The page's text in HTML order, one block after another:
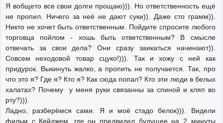
Я вобщето все свои долги прощаю))). Но ответственность ещё
не пропил. Ничего за неё не дают суки)). Даже сто грамм)).
Никто не хочет быть ответственным. Пойдите спросите любого
торговца пойлом - хошь быть ответственным? В смысле
отвечать за свои дела? Они сразу заикаться начинают)).
Совсем неходовой товар сцуко!))). Так и хожу с ней как
придурок. Выкинуть жалко, а пропить не получается. Так, про
что это я? Где я? Кто я? Как сюда попал? Кто эти люди в белых
халатах? Почему у меня руки связанны за спиной и кляп во
рту?))).
Ладно, разберёмся сами. Я и моё стадо белок))). Видели
фильм с Кейджем, где он предвидел будущее на 2 минуты